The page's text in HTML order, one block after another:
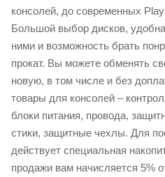
консолей, до современных
Большой выбор дисков,
ними и возможность брать
прокат. Вы можете обменять
новую, в том числе и без
товары для консолей –
блоки питания, провода,
стики, защитные чехлы. Для
действует специальная
продажи вам начисляется 5%